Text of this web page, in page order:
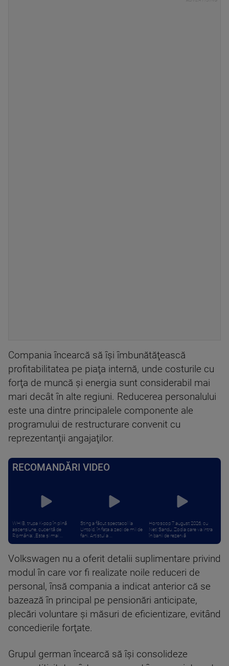
Compania încearcă să îşi îmbunătăţească
profitabilitatea pe piaţa internă, unde costurile cu
forţa de muncă şi energia sunt considerabil mai
mari decât în alte regiuni. Reducerea personalului
este una dintre principalele componente ale
programului de restructurare convenit cu
reprezentanţii angajaţilor.
RECOMANDĂRI VIDEO
WHIB, trupa K-pop în plină
ascensiune, cucerită de
România: „Este și mai ...
Sting a făcut spectacol la
Untold, în fața a zeci de mii de
fani. Artistul a ...
Horoscop 7 august 2026, cu
Neti Sandu. Zodia care va intra
în banii de rezervă
Volkswagen nu a oferit detalii suplimentare privind
modul în care vor fi realizate noile reduceri de
personal, însă compania a indicat anterior că se
bazează în principal pe pensionări anticipate,
plecări voluntare şi măsuri de eficientizare, evitând
concedierile forţate.
Grupul german încearcă să îşi consolideze